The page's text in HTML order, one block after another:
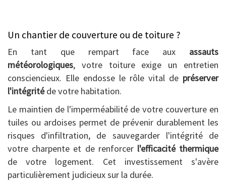
Un chantier de couverture ou de toiture ?
En tant que rempart face aux assauts
météorologiques, votre toiture exige un entretien
consciencieux. Elle endosse le rôle vital de préserver
l'intégritéde votre habitation.
Le maintien de l'imperméabilité de votre couverture en
tuiles ou ardoises permet de prévenir durablement les
risques d'infiltration, de sauvegarder l'intégrité de
votre charpente et de renforcer l'efficacité thermique
de votre logement. Cet investissement s'avère
particulièrement judicieux sur la durée.